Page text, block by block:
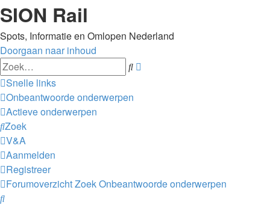
SION Rail
Spots, Informatie en Omlopen Nederland
Doorgaan naar inhoud
Zoek
Snelle links
Onbeantwoorde onderwerpen
Actieve onderwerpen
Zoek
V&A
Aanmelden
Registreer
ForumoverzichtZoekOnbeantwoorde onderwerpen
Zoek